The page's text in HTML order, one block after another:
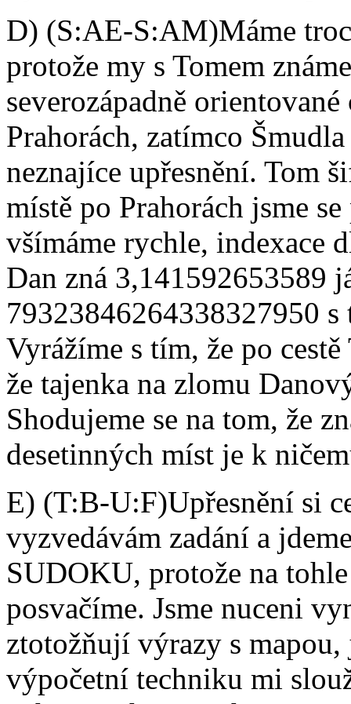
D) (S:AE-S:AM)Máme
protože my s Tomem
severozápadně
Prahorách, zatímco
neznajíce upřesnění. Tom
místě po Prahorách jsme
všímáme rychle, indexace
Dan zná 3,141592653589
79323846264338327950
Vyrážíme s tím, že po
že tajenka na zlomu
Shodujeme se na tom, že
desetinných míst je k
E) (T:B-U:F)Upřesnění si
vyzvedávám zadání a
SUDOKU, protože na
posvačíme. Jsme nuceni
ztotožňují výrazy s
výpočetní techniku mi